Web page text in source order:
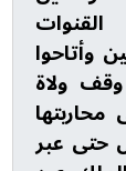
وأتاحوا
ولاة
حتى عبر